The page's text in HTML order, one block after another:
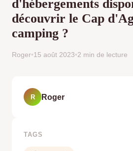
d'hébergements
découvrir le Cap
camping ?
Roger•15 août 2023•2 min de lecture
R Roger
TAGS